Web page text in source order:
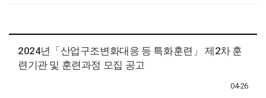
2024년「산업구조변화대응 등 특화훈련」 제2차 훈
련기관 및 훈련과정 모집 공고
04-26